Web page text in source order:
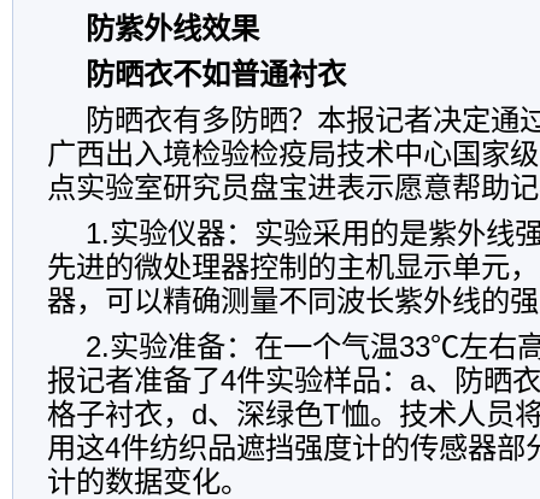
防紫外线效果
防晒衣不如普通衬衣
防晒衣有多防晒？本报记者决定通
广西出入境检验检疫局技术中心国家
点实验室研究员盘宝进表示愿意帮助
1.实验仪器：实验采用的是紫外线
先进的微处理器控制的主机显示单元
器，可以精确测量不同波长紫外线的
2.实验准备：在一个气温33℃左右
报记者准备了4件实验样品：a、防晒
格子衬衣，d、深绿色T恤。技术人员
用这4件纺织品遮挡强度计的传感器部
计的数据变化。